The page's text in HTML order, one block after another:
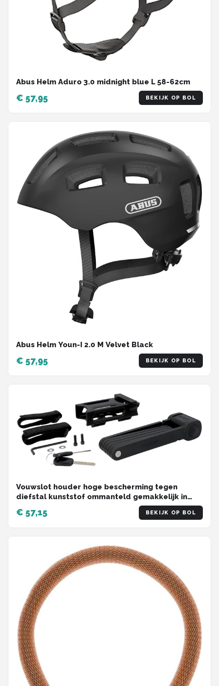
Abus Helm Aduro 3.0 midnight blue L 58-62cm
€ 57,95 BEKIJK OP BOL
Abus Helm Youn-I 2.0 M Velvet Black
€ 57,95 BEKIJK OP BOL
Vouwslot houder hoge bescherming tegen
diefstal kunststof ommanteld gemakkelijk in
€ 57,15 BEKIJK OP BOL